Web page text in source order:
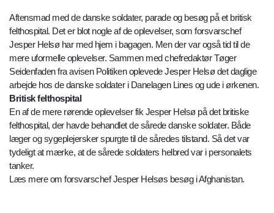
Aftensmad med de danske soldater, parade og besøg på et britisk
felthospital. Det er blot nogle af de oplevelser, som forsvarschef
Jesper Helsø har med hjem i bagagen. Men der var også tid til de
mere uformelle oplevelser. Sammen med chefredaktør Tøger
Seidenfaden fra avisen Politiken oplevede Jesper Helsø det daglige
arbejde hos de danske soldater i Danelagen Lines og ude i ørkenen.
Britisk felthospital
En af de mere rørende oplevelser fik Jesper Helsø på det britiske
felthospital, der havde behandlet de sårede danske soldater. Både
læger og sygeplejersker spurgte til de såredes tilstand. Så det var
tydeligt at mærke, at de sårede soldaters helbred var i personalets
tanker.
Læs mere om forsvarschef Jesper Helsøs besøg i Afghanistan.